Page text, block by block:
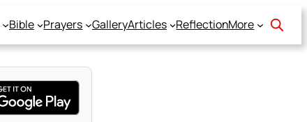
Bible Prayers GalleryArticles ReflectionMore